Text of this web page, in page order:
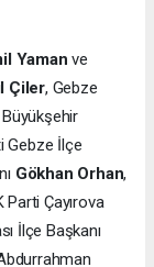
Yaman ve
Çiler, Gebze
Gebze İlçe
Gökhan Orhan,
Parti Çayırova
İlçe Başkanı